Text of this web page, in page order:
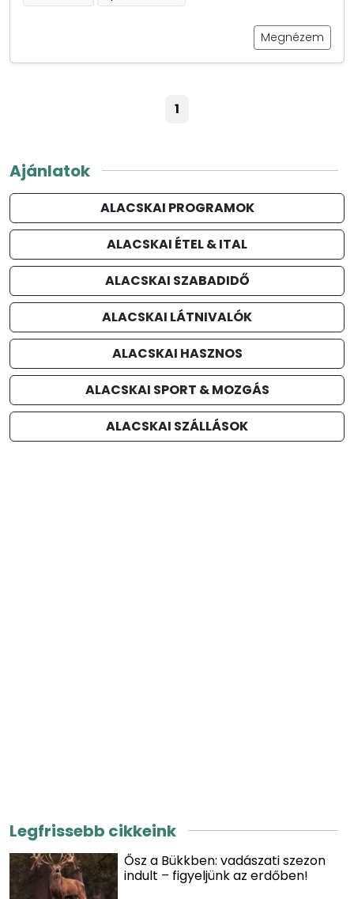
Megnézem
1
Ajánlatok
ALACSKAI PROGRAMOK
ALACSKAI ÉTEL & ITAL
ALACSKAI SZABADIDŐ
ALACSKAI LÁTNIVALÓK
ALACSKAI HASZNOS
ALACSKAI SPORT & MOZGÁS
ALACSKAI SZÁLLÁSOK
Legfrissebb cikkeink
Ősz a Bükkben: vadászati szezon
indult – figyeljünk az erdőben!